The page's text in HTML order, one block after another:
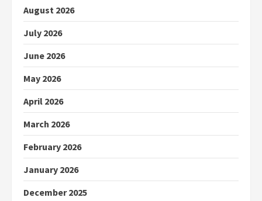
August 2026
July 2026
June 2026
May 2026
April 2026
March 2026
February 2026
January 2026
December 2025